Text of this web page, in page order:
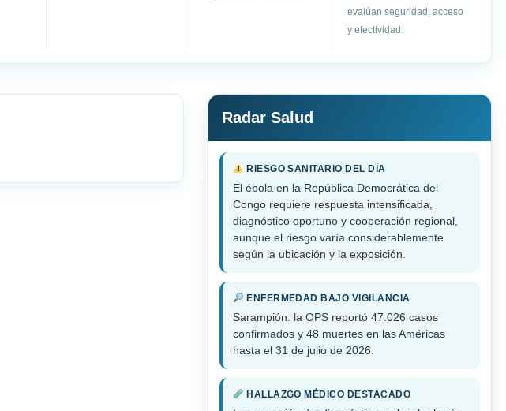
evalúan seguridad, acceso
y efectividad.
Radar Salud
RIESGO SANITARIO DEL DÍA
El ébola en la República Democrática del
Congo requiere respuesta intensificada,
diagnóstico oportuno y cooperación regional,
aunque el riesgo varía considerablemente
según la ubicación y la exposición.
ENFERMEDAD BAJO VIGILANCIA
Sarampión: la OPS reportó 47.026 casos
confirmados y 48 muertes en las Américas
hasta el 31 de julio de 2026.
HALLAZGO MÉDICO DESTACADO